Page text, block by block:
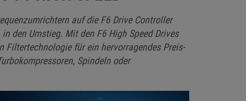
auf die F6 Drive Controller
den Umstieg. Mit den F6 High Speed Drives
Filtertechnologie für ein hervorragendes Preis-
Spindeln oder